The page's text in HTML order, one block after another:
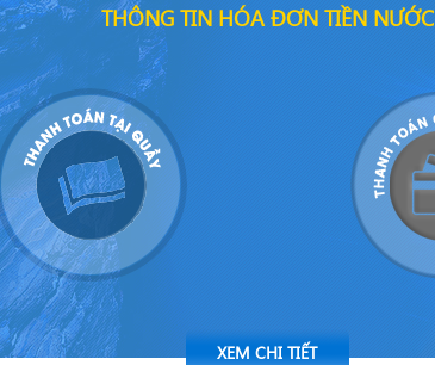
THÔNG TIN HÓA ĐƠN TIỀN NƯỚC
XEM CHI TIẾT